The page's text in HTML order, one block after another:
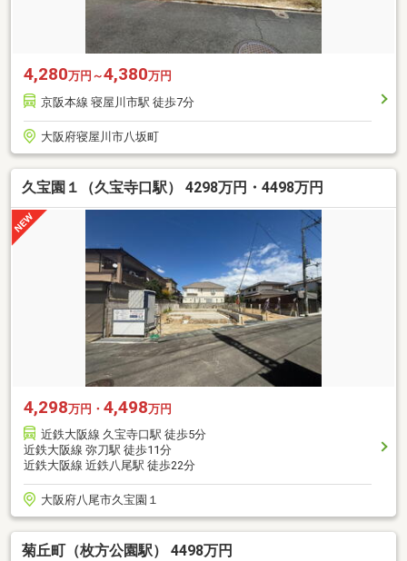
4,280万円～4,380万円
京阪本線 寝屋川市駅 徒歩7分
大阪府寝屋川市八坂町
久宝園１（久宝寺口駅） 4298万円・4498万円
4,298万円・ 4,498万円
近鉄大阪線 久宝寺口駅 徒歩5分
近鉄大阪線 弥刀駅 徒歩11分
近鉄大阪線 近鉄八尾駅 徒歩22分
大阪府八尾市久宝園１
菊丘町（枚方公園駅） 4498万円